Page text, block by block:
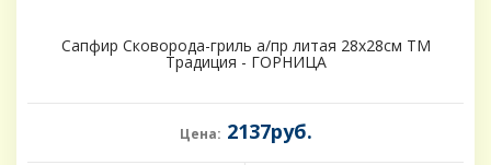
Сапфир Сковорода-гриль а/пр литая 28х28см ТМ
Традиция - ГОРНИЦА
Цена: 2137руб.